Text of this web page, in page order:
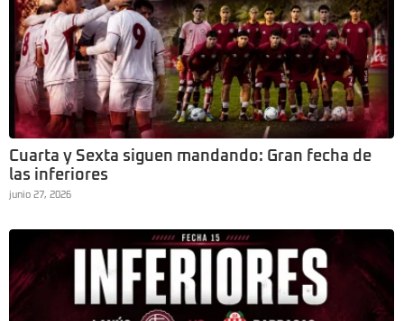
Cuarta y Sexta siguen mandando: Gran fecha de
las inferiores
junio 27, 2026